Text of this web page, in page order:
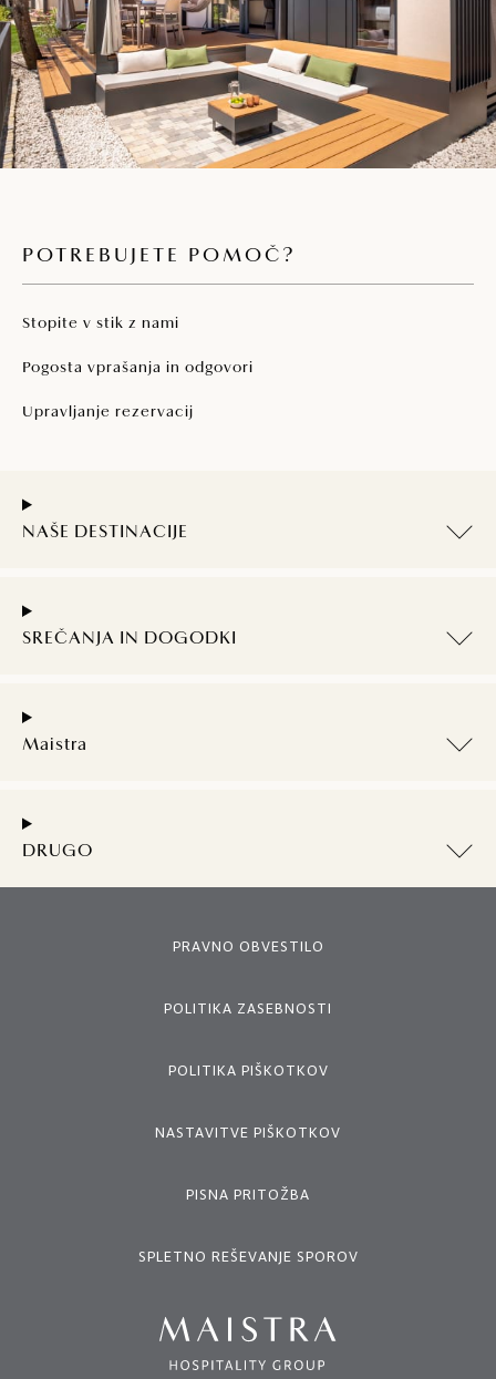
POTREBUJETE POMOČ?
Stopite v stik z nami
Pogosta vprašanja in odgovori
Upravljanje rezervacij
NAŠE DESTINACIJE
SREČANJA IN DOGODKI
Maistra
DRUGO
PRAVNO OBVESTILO
POLITIKA ZASEBNOSTI
POLITIKA PIŠKOTKOV
NASTAVITVE PIŠKOTKOV
PISNA PRITOŽBA
SPLETNO REŠEVANJE SPOROV